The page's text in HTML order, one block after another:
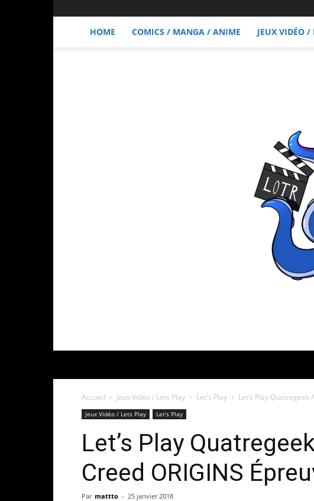
HOME COMICS / MANGA / ANIME JEUX VIDÉO /
Accueil Jeux Vidéo / Lets Play Let's Play Let’s Play Quatregeek
Jeux Vidéo / Lets Play Let's Play
Let’s Play
Creed ORIGINS
Par mattto - 25 janvier 2018